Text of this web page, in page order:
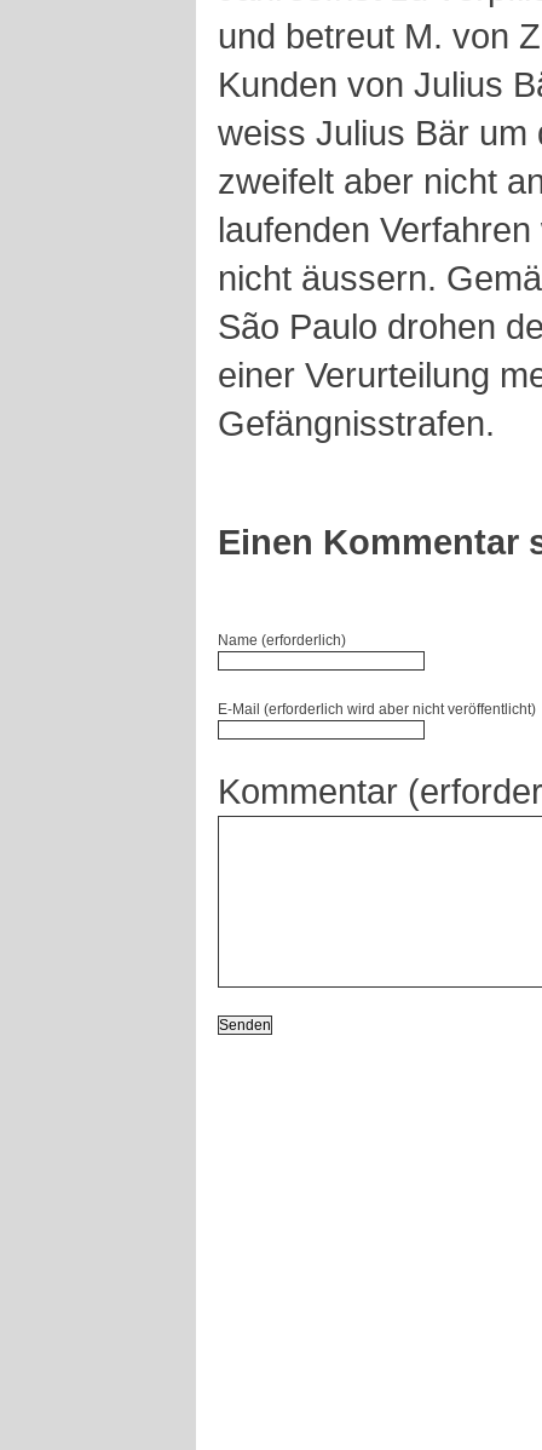
und betreut M. von
Kunden von Julius
weiss Julius Bär um
zweifelt aber nicht
laufenden
nicht äussern.
São Paulo drohen
einer Verurteilung
Gefängnisstrafen.
Einen Kommentar
Name (erforderlich)
E-Mail (erforderlich wird aber nicht veröffentlicht)
Kommentar